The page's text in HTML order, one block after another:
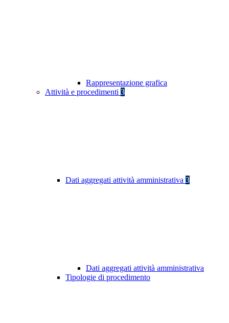
Rappresentazione grafica
Attività e procedimenti 3
Dati aggregati attività amministrativa 3
Dati aggregati attività amministrativa
Tipologie di procedimento